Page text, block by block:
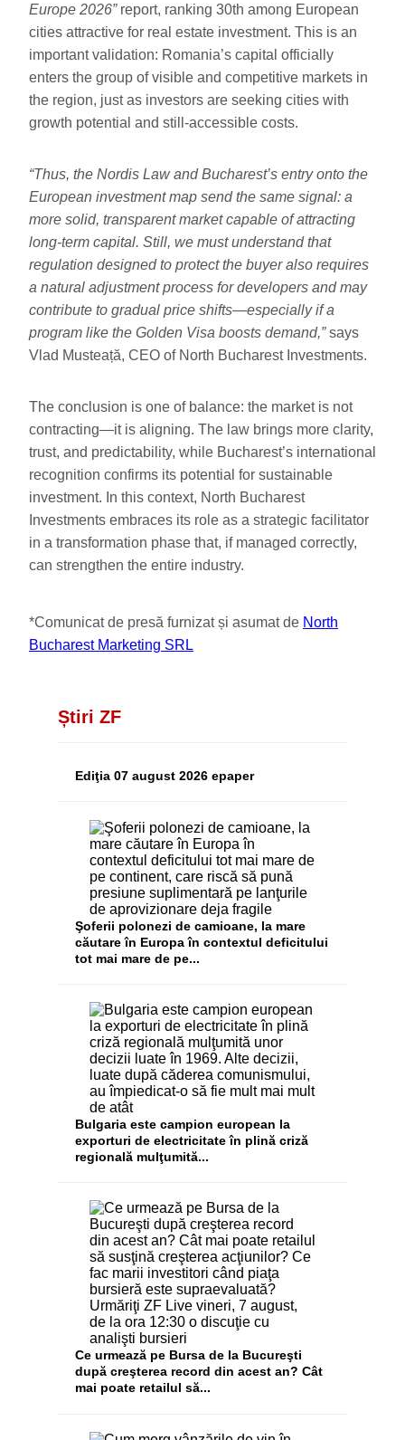
Europe 2026”report, ranking 30th among European
cities attractive for real estate investment. This is an
important validation: Romania’s capital officially
enters the group of visible and competitive markets in
the region, just as investors are seeking cities with
growth potential and still-accessible costs.
“Thus, the Nordis Law and Bucharest’s entry onto the
European investment map send the same signal: a
more solid, transparent market capable of attracting
long-term capital. Still, we must understand that
regulation designed to protect the buyer also requires
a natural adjustment process for developers and may
contribute to gradual price shifts—especially if a
program like the Golden Visa boosts demand,”says
Vlad Musteață, CEO of North Bucharest Investments.
The conclusion is one of balance: the market is not
contracting—it is aligning. The law brings more clarity,
trust, and predictability, while Bucharest’s international
recognition confirms its potential for sustainable
investment. In this context, North Bucharest
Investments embraces its role as a strategic facilitator
in a transformation phase that, if managed correctly,
can strengthen the entire industry.
*Comunicat de presă furnizat și asumat de North
Bucharest Marketing SRL
Știri ZF
Ediţia 07 august 2026 epaper
Şoferii polonezi de camioane, la mare
căutare în Europa în contextul deficitului
tot mai mare de pe...
Bulgaria este campion european la
exporturi de electricitate în plină criză
regională mulţumită...
Ce urmează pe Bursa de la Bucureşti
după creşterea record din acest an? Cât
mai poate retailul să...